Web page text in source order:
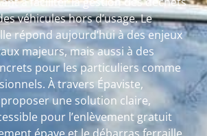
véhicules hors d’usage. Le
répond aujourd’hui à des enjeux
majeurs, mais aussi à des
pour les particuliers comme
À travers Épaviste,
proposer une solution claire,
pour l’enlèvement gratuit